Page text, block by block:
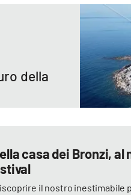
della
casa dei Bronzi,
il nostro